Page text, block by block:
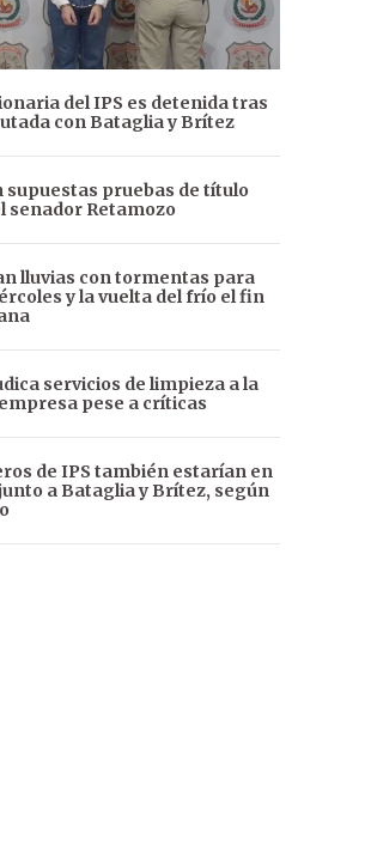
del IPS es detenida tras
con Bataglia y Brítez
supuestas pruebas de título
senador Retamozo
lluvias con tormentas para
y la vuelta del frío el fin
servicios de limpieza a la
pese a críticas
de IPS también estarían en
a Bataglia y Brítez, según